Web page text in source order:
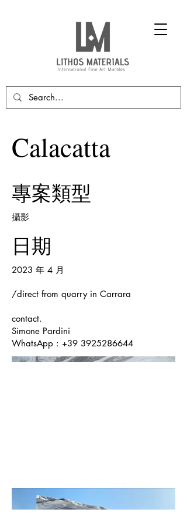
Calacatta
專案類型
攝影
日期
2023 年 4 月
/direct from quarry in Carrara
contact.
Simone Pardini
WhatsApp : +39 3925286644